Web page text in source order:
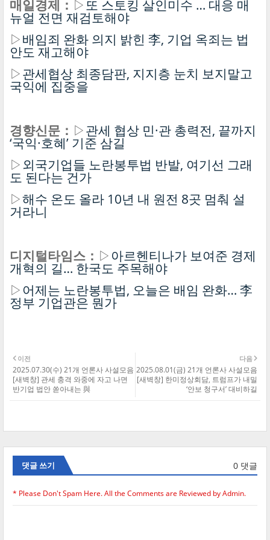
매일경제： ▷또 스토킹 살인미수 … 대응 매
뉴얼 전면 재검토해야
▷배임죄 완화 의지 밝힌 李, 기업 옥죄는 법
안도 재고해야
▷관세협상 최종담판, 지지층 눈치 보지말고
국익에 집중을
경향신문： ▷관세 협상 민·관 총력전, 끝까지
‘국익·호혜’ 기준 삼길
▷ 외국기업들 노란봉투법 반발, 여기선 그래
도 된다는 건가
▷해수 온도 올라 10년 내 원전 8곳 멈춰 설
거라니
디지털타임스： ▷ 아르헨티나가 보여준 경제
개혁의 길… 한국도 주목해야
▷어제는 노란봉투법, 오늘은 배임 완화… 李
정부 기업관은 뭔가
다음
2025.08.01(금) 21개 언론사 사설모음
[새벽창] 한미정상회담, 트럼프가 내밀
‘안보 청구서’ 대비하길
이전
2025.07.30(수) 21개 언론사 사설모음
[새벽창] 관세 충격 와중에 자고 나면
반기업 법안 쏟아내는 與
댓글 쓰기 0 댓글
* Please Don't Spam Here. All the Comments are Reviewed by Admin.